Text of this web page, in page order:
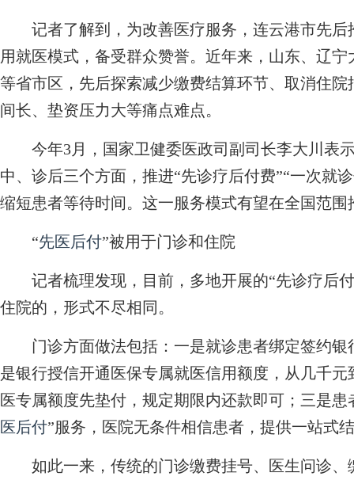
记者了解到，为改善医疗服务，连云港市先后
用就医模式，备受群众赞誉。近年来，山东、辽
等省市区，先后探索减少缴费结算环节、取消住
间长、垫资压力大等痛点难点。
今年3月，国家卫健委医政司副司长李大川表
中、诊后三个方面，推进“先诊疗后付费”“一次就
缩短患者等待时间。这一服务模式有望在全国范围
“先医后付”被用于门诊和住院
记者梳理发现，目前，多地开展的“先诊疗后付
住院的，形式不尽相同。
门诊方面做法包括：一是就诊患者绑定签约银
是银行授信开通医保专属就医信用额度，从几千
医专属额度先垫付，规定期限内还款即可；三是
医后付”服务，医院无条件相信患者，提供一站式
如此一来，传统的门诊缴费挂号、医生问诊、